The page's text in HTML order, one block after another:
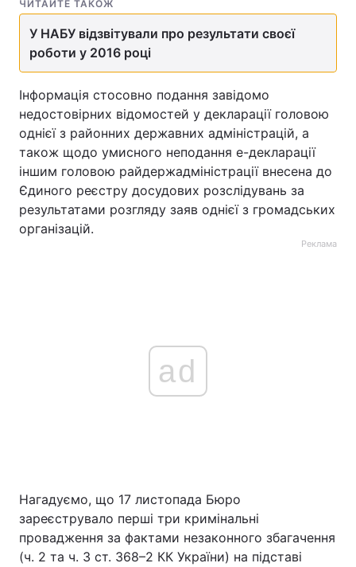
ЧИТАЙТЕ ТАКОЖ
У НАБУ відзвітували про результати своєї
роботи у 2016 році
Інформація стосовно подання завідомо
недостовірних відомостей у декларації головою
однієї з районних державних адміністрацій, а
також щодо умисного неподання е-декларації
іншим головою райдержадміністрації внесена до
Єдиного реєстру досудових розслідувань за
результатами розгляду заяв однієї з громадських
організацій.
Реклама
ad
Нагадуємо, що 17 листопада Бюро
зареєструвало перші три кримінальні
провадження за фактами незаконного збагачення
(ч. 2 та ч. 3 ст. 368–2 КК України) на підставі